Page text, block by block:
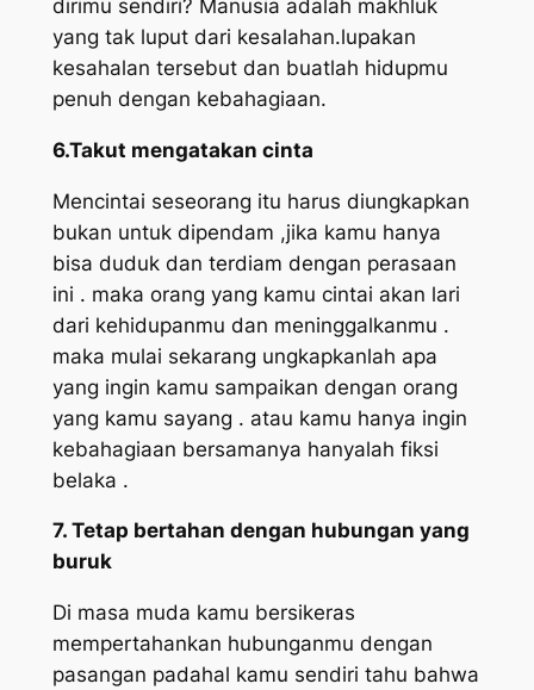
dirimu sendiri? Manusia adalah makhluk
yang tak luput dari kesalahan.lupakan
kesahalan tersebut dan buatlah hidupmu
penuh dengan kebahagiaan.
6.Takut mengatakan cinta
Mencintai seseorang itu harus diungkapkan
bukan untuk dipendam ,jika kamu hanya
bisa duduk dan terdiam dengan perasaan
ini . maka orang yang kamu cintai akan lari
dari kehidupanmu dan meninggalkanmu .
maka mulai sekarang ungkapkanlah apa
yang ingin kamu sampaikan dengan orang
yang kamu sayang . atau kamu hanya ingin
kebahagiaan bersamanya hanyalah fiksi
belaka .
7. Tetap bertahan dengan hubungan yang
buruk
Di masa muda kamu bersikeras
mempertahankan hubunganmu dengan
pasangan padahal kamu sendiri tahu bahwa